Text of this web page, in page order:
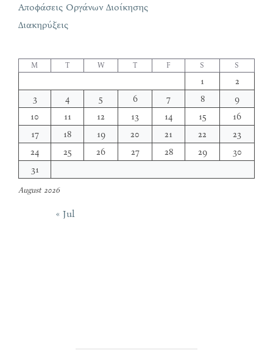
Αποφάσεις Οργάνων Διοίκησης
Διακηρύξεις
August 2026
M T W T F S S
1
2
3
4 5 6 7 8
9
10
11 12 13 14 15
16
17
18 19 20 21 22
23
24
25 26 27 28 29
30
31
« Jul